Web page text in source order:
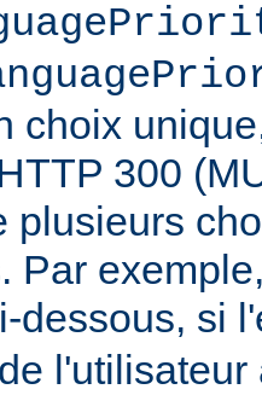
choix
300
plusieurs
Par
dessous, si
de